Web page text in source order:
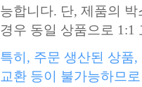
능합니다. 단, 제품의
경우 동일 상품으로 1:1
특히, 주문 생산된 상품
교환 등이 불가능하므